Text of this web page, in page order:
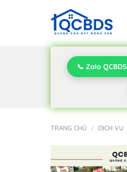
📞 Zalo QCBDS
TRANG CHỦ / DỊCH VỤ